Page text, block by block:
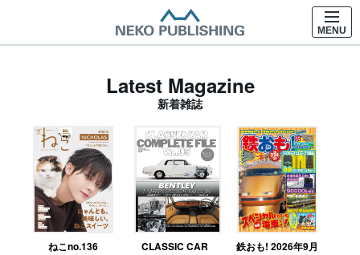
MENU
Latest Magazine
新着雑誌
ねこno.136
CLASSIC CAR
鉄おも! 2026年9月